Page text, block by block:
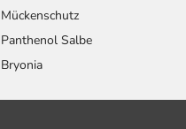
Mückenschutz
Panthenol Salbe
Bryonia